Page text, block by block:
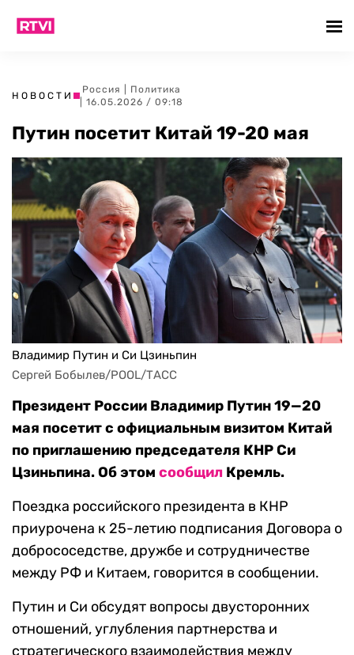
НОВОСТИ
Россия
Политика
| 16.05.2026 / 09:18
Путин посетит Китай 19-20 мая
Владимир Путин и Си Цзиньпин
Сергей Бобылев/POOL/ТАСС
Президент России Владимир Путин 19—20
мая посетит с официальным визитом Китай
по приглашению председателя КНР Си
Цзиньпина. Об этом сообщил Кремль.
Поездка российского президента в КНР
приурочена к 25-летию подписания Договора о
добрососедстве, дружбе и сотрудничестве
между РФ и Китаем, говорится в сообщении.
Путин и Си обсудят вопросы двусторонних
отношений, углубления партнерства и
стратегического взаимодействия между